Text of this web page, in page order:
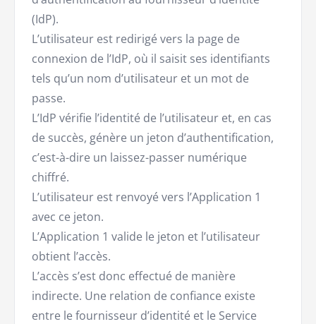
(IdP).
L’utilisateur est redirigé vers la page de
connexion de l’IdP, où il saisit ses identifiants
tels qu’un nom d’utilisateur et un mot de
passe.
L’IdP vérifie l’identité de l’utilisateur et, en cas
de succès, génère un jeton d’authentification,
c’est-à-dire un laissez-passer numérique
chiffré.
L’utilisateur est renvoyé vers l’Application 1
avec ce jeton.
L’Application 1 valide le jeton et l’utilisateur
obtient l’accès.
L’accès s’est donc effectué de manière
indirecte. Une relation de confiance existe
entre le fournisseur d’identité et le Service